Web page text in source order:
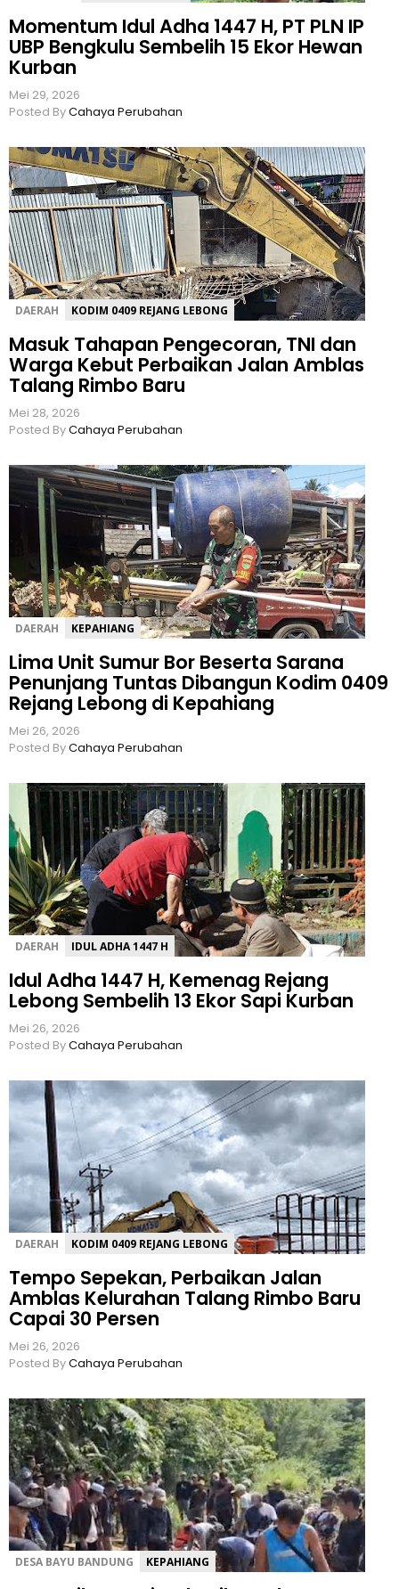
Momentum Idul Adha 1447 H, PT PLN IP
UBP Bengkulu Sembelih 15 Ekor Hewan
Kurban
Mei 29, 2026
Posted ByCahaya Perubahan
DAERAH KODIM 0409 REJANG LEBONG
Masuk Tahapan Pengecoran, TNI dan
Warga Kebut Perbaikan Jalan Amblas
Talang Rimbo Baru
Mei 28, 2026
Posted ByCahaya Perubahan
DAERAH KEPAHIANG
Lima Unit Sumur Bor Beserta Sarana
Penunjang Tuntas Dibangun Kodim 0409
Rejang Lebong di Kepahiang
Mei 26, 2026
Posted ByCahaya Perubahan
DAERAH IDUL ADHA 1447 H
Idul Adha 1447 H, Kemenag Rejang
Lebong Sembelih 13 Ekor Sapi Kurban
Mei 26, 2026
Posted ByCahaya Perubahan
DAERAH KODIM 0409 REJANG LEBONG
Tempo Sepekan, Perbaikan Jalan
Amblas Kelurahan Talang Rimbo Baru
Capai 30 Persen
Mei 26, 2026
Posted ByCahaya Perubahan
DESA BAYU BANDUNG KEPAHIANG